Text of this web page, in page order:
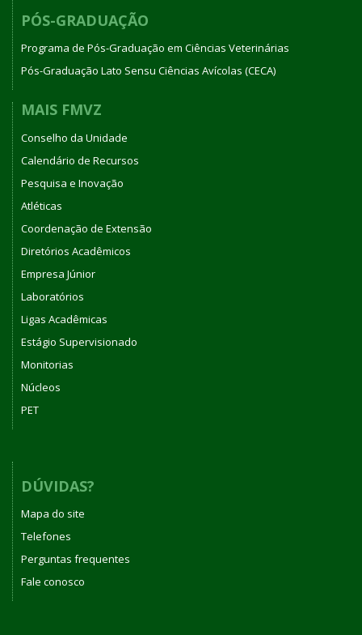
PÓS-GRADUAÇÃO
Programa de Pós-Graduação em Ciências Veterinárias
Pós-Graduação Lato Sensu Ciências Avícolas (CECA)
MAIS FMVZ
Conselho da Unidade
Calendário de Recursos
Pesquisa e Inovação
Atléticas
Coordenação de Extensão
Diretórios Acadêmicos
Empresa Júnior
Laboratórios
Ligas Acadêmicas
Estágio Supervisionado
Monitorias
Núcleos
PET
DÚVIDAS?
Mapa do site
Telefones
Perguntas frequentes
Fale conosco